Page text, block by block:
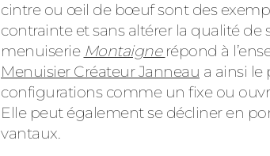
cintre ou œil de bœuf sont des
contrainte et sans altérer la qualité de
menuiserie Montaigne répond à
Menuisier Créateur Janneau a ainsi le
configurations comme un fixe ou
Elle peut également se décliner en
vantaux.